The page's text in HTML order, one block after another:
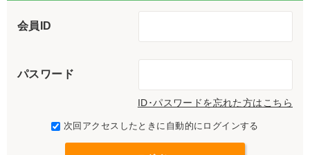
会員ID
パスワード
ID･パスワードを忘れた方はこちら
次回アクセスしたときに自動的にログインする